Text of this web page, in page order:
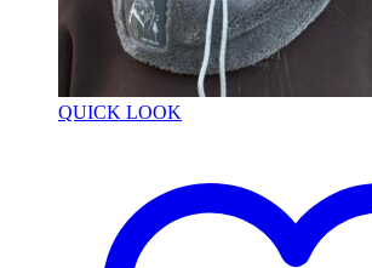
QUICK LOOK